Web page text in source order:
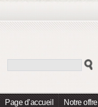
Page d’accueil Notre offre